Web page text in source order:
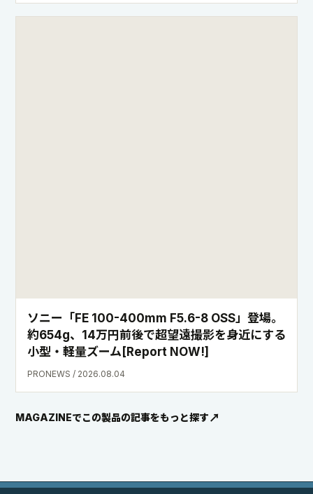
ソニー「FE 100-400mm F5.6-8 OSS」登場。
約654g、14万円前後で超望遠撮影を身近にする
小型・軽量ズーム[Report NOW!]
PRONEWS / 2026.08.04
MAGAZINEでこの製品の記事をもっと探す